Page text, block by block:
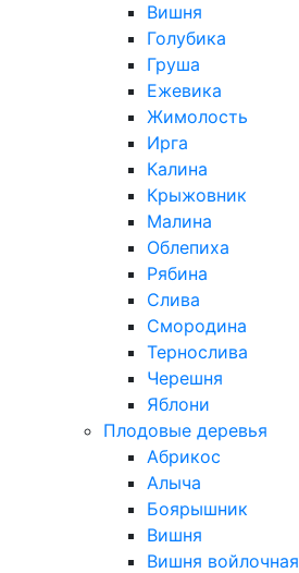
Вишня
Голубика
Груша
Ежевика
Жимолость
Ирга
Калина
Крыжовник
Малина
Облепиха
Рябина
Слива
Смородина
Тернослива
Черешня
Яблони
Плодовые деревья
Абрикос
Алыча
Боярышник
Вишня
Вишня войлочная